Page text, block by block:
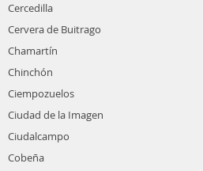
Cercedilla
Cervera de Buitrago
Chamartín
Chinchón
Ciempozuelos
Ciudad de la Imagen
Ciudalcampo
Cobeña